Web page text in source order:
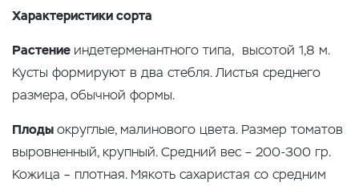
Характеристики сорта
Растение индетерменантного типа, высотой 1,8 м.
Кусты формируют в два стебля. Листья среднего
размера, обычной формы.
Плодыокруглые, малинового цвета. Размер томатов
выровненный, крупный. Средний вес – 200-300 гр.
Кожица – плотная. Мякоть сахаристая со средним